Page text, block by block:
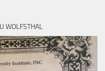
WOLFSTHAL